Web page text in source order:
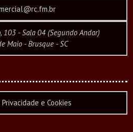
103 - Sala 04 (Segundo Andar)
Maio - Brusque - SC
e Cookies